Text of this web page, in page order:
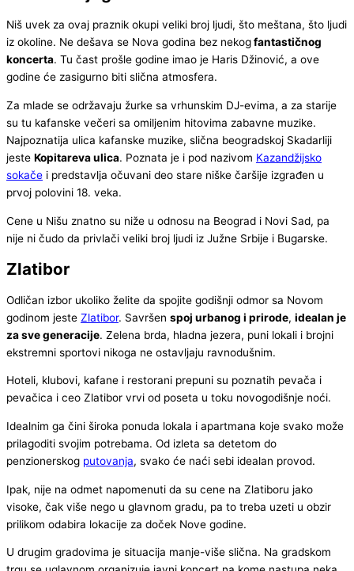
Niš uvek za ovaj praznik okupi veliki broj ljudi, što meštana, što ljudi
iz okoline. Ne dešava se Nova godina bez nekogfantastičnog
koncerta. Tu čast prošle godine imao je Haris Džinović, a ove
godine će zasigurno biti slična atmosfera.
Za mlade se održavaju žurke sa vrhunskim DJ-evima, a za starije
su tu kafanske večeri sa omiljenim hitovima zabavne muzike.
Najpoznatija ulica kafanske muzike, slična beogradskoj Skadarliji
jeste Kopitareva ulica. Poznata je i pod nazivom Kazandžijsko
sokače i predstavlja očuvani deo stare niške čaršije izgrađen u
prvoj polovini 18. veka.
Cene u Nišu znatno su niže u odnosu na Beograd i Novi Sad, pa
nije ni čudo da privlači veliki broj ljudi iz Južne Srbije i Bugarske.
Zlatibor
Odličan izbor ukoliko želite da spojite godišnji odmor sa Novom
godinom jeste Zlatibor. Savršen spoj urbanog i prirode, idealan je
za sve generacije. Zelena brda, hladna jezera, puni lokali i brojni
ekstremni sportovi nikoga ne ostavljaju ravnodušnim.
Hoteli, klubovi, kafane i restorani prepuni su poznatih pevača i
pevačica i ceo Zlatibor vrvi od poseta u toku novogodišnje noći.
Idealnim ga čini široka ponuda lokala i apartmana koje svako može
prilagoditi svojim potrebama. Od izleta sa detetom do
penzionerskog putovanja, svako će naći sebi idealan provod.
Ipak, nije na odmet napomenuti da su cene na Zlatiboru jako
visoke, čak više nego u glavnom gradu, pa to treba uzeti u obzir
prilikom odabira lokacije za doček Nove godine.
U drugim gradovima je situacija manje-više slična. Na gradskom